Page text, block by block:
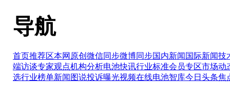
导航
首页推荐区本网原创 微信同步微博同步国内新闻 国际新闻技
端访谈专家观点机构分析电池快讯行业标准会员专区市场动
选行业榜单新闻图说投诉曝光视频在线电池智库今日头条焦